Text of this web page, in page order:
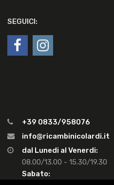
SEGUICI:
+39 0833/958076
info@ricambinicolardi.it
dal Lunedi al Venerdi:
08.00/13.00 - 15.30/19.30
Sabato: